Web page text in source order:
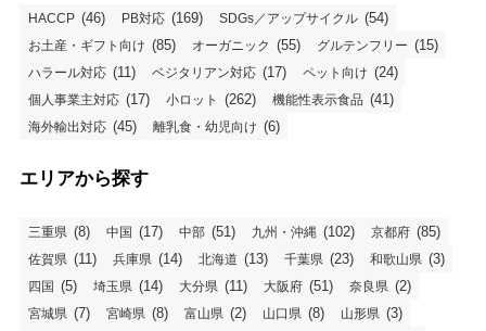
HACCP (46) PB対応 (169) SDGs／アップサイクル (54)
お土産・ギフト向け (85) オーガニック (55) グルテンフリー (15)
ハラール対応 (11) ベジタリアン対応 (17) ペット向け (24)
個人事業主対応 (17) 小ロット (262) 機能性表示食品 (41)
海外輸出対応 (45) 離乳食・幼児向け (6)
エリアから探す
三重県 (8) 中国 (17) 中部 (51) 九州・沖縄 (102) 京都府 (85)
佐賀県 (11) 兵庫県 (14) 北海道 (13) 千葉県 (23) 和歌山県 (3)
四国 (5) 埼玉県 (14) 大分県 (11) 大阪府 (51) 奈良県 (2)
宮城県 (7) 宮崎県 (8) 富山県 (2) 山口県 (8) 山形県 (3)